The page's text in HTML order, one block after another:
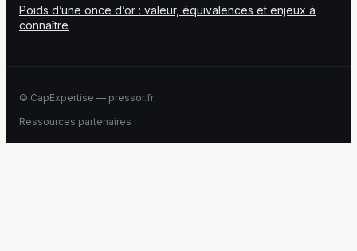
Poids d’une once d’or : valeur, équivalences et enjeux à
connaître
© CapExpertise — pressor.fr
Ressources partenaires :